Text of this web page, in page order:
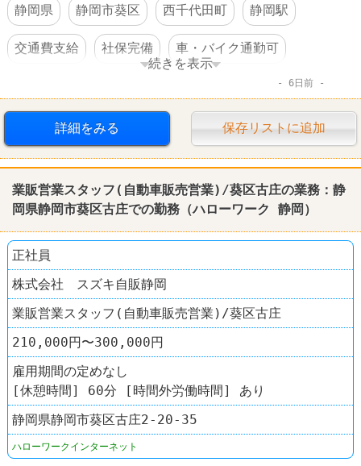
静岡県 静岡市葵区 西千代田町 静岡駅
交通費支給 社保完備 車・バイク通勤可
続きを表示
6日前
詳細をみる 保存リストに追加
業販営業スタッフ(自動車販売営業)/葵区古庄の業務： 静
岡県静岡市葵区古庄での勤務（ハローワーク 静岡 ）
正社員
株式会社 スズキ自販静岡
業販営業スタッフ(自動車販売営業)/葵区古庄
210,000円〜300,000円
雇用期間の定めなし
[休憩時間] 60分 [時間外労働時間] あり
静岡県静岡市葵区古庄2-20-35
ハローワークインターネット